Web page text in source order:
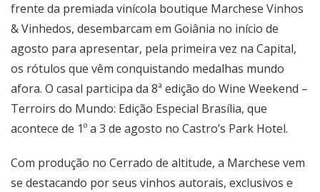
frente da premiada vinícola boutique Marchese Vinhos
& Vinhedos, desembarcam em Goiânia no início de
agosto para apresentar, pela primeira vez na Capital,
os rótulos que vêm conquistando medalhas mundo
afora. O casal participa da 8ª edição do Wine Weekend –
Terroirs do Mundo: Edição Especial Brasília, que
acontece de 1º a 3 de agosto no Castro’s Park Hotel.
Com produção no Cerrado de altitude, a Marchese vem
se destacando por seus vinhos autorais, exclusivos e